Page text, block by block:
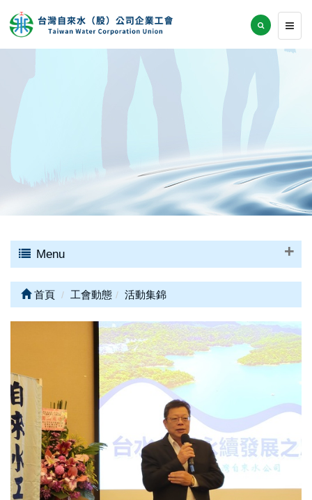
Menu
首頁 工會動態 活動集錦